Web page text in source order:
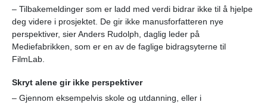
– Tilbakemeldinger som er ladd med verdi bidrar ikke til å hjelpe
deg videre i prosjektet. De gir ikke manusforfatteren nye
perspektiver, sier Anders Rudolph, daglig leder på
Mediefabrikken, som er en av de faglige bidragsyterne til
FilmLab.
Skryt alene gir ikke perspektiver
– Gjennom eksempelvis skole og utdanning, eller i